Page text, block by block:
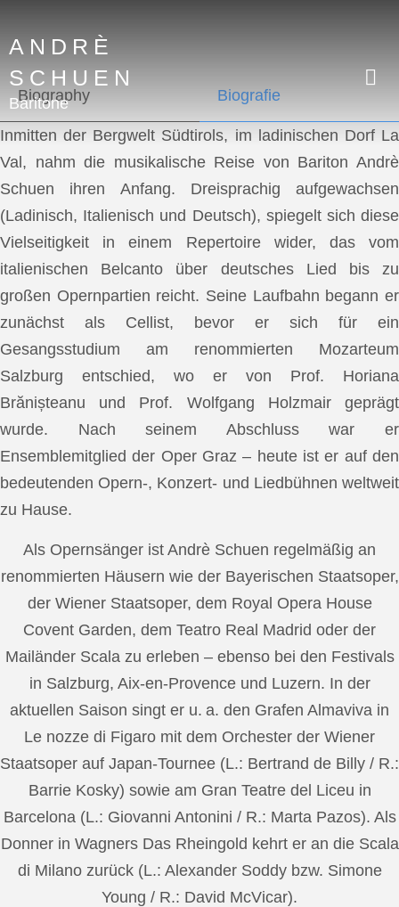
ANDRÈ
SCHUEN
Baritone
Biography Biografie
Inmitten der Bergwelt Südtirols, im ladinischen Dorf La
Val, nahm die musikalische Reise von Bariton Andrè
Schuen ihren Anfang. Dreisprachig aufgewachsen
(Ladinisch, Italienisch und Deutsch), spiegelt sich diese
Vielseitigkeit in einem Repertoire wider, das vom
italienischen Belcanto über deutsches Lied bis zu
großen Opernpartien reicht. Seine Laufbahn begann er
zunächst als Cellist, bevor er sich für ein
Gesangsstudium am renommierten Mozarteum
Salzburg entschied, wo er von Prof. Horiana
Brănișteanu und Prof. Wolfgang Holzmair geprägt
wurde. Nach seinem Abschluss war er
Ensemblemitglied der Oper Graz – heute ist er auf den
bedeutenden Opern-, Konzert- und Liedbühnen weltweit
zu Hause.
Als Opernsänger ist Andrè Schuen regelmäßig an
renommierten Häusern wie der Bayerischen Staatsoper,
der Wiener Staatsoper, dem Royal Opera House
Covent Garden, dem Teatro Real Madrid oder der
Mailänder Scala zu erleben – ebenso bei den Festivals
in Salzburg, Aix-en-Provence und Luzern. In der
aktuellen Saison singt er u. a. den Grafen Almaviva in
Le nozze di Figaro mit dem Orchester der Wiener
Staatsoper auf Japan-Tournee (L.: Bertrand de Billy / R.:
Barrie Kosky) sowie am Gran Teatre del Liceu in
Barcelona (L.: Giovanni Antonini / R.: Marta Pazos). Als
Donner in Wagners Das Rheingold kehrt er an die Scala
di Milano zurück (L.: Alexander Soddy bzw. Simone
Young / R.: David McVicar).